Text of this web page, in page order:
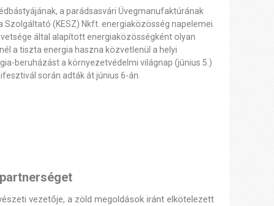
a parádsasvári Üvegmanufaktúrának
(KESZ) Nkft. energiaközösség napelemei.
által alapított energiaközösségként olyan
a tiszta energia haszna közvetlenül a helyi
beruházást a környezetvédelmi világnap (június 5.)
során adták át június 6-án.
vezetője, a zöld megoldások iránt elkötelezett